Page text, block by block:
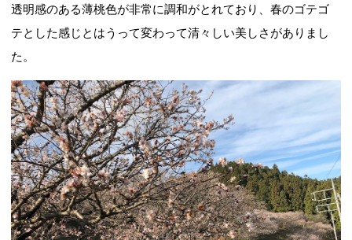
透明感のある薄桃色が非常に調和がとれており、春のゴテゴ
テとした感じとはうって変わって清々しい美しさがありまし
た。